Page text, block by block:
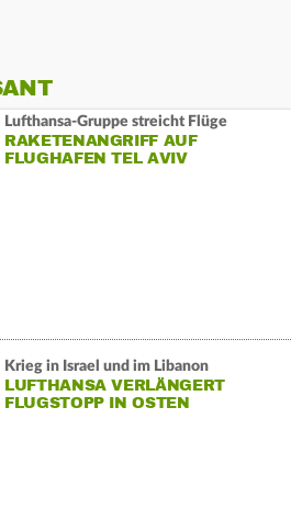
Lufthansa-Gruppe streicht Flüge
RAKETENANGRIFF AUF
FLUGHAFEN TEL AVIV
Krieg in Israel und im Libanon
LUFTHANSA VERLÄNGERT
FLUGSTOPP IN OSTEN